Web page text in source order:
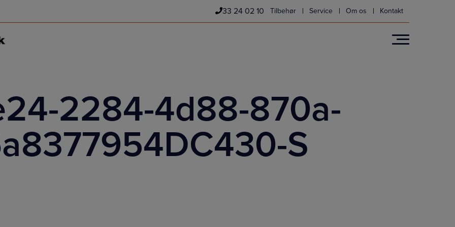
33 24 02 10 Tilbehør Service Om os Kontakt
2284-4d88-870a-
S